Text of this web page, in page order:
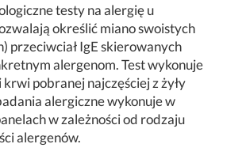
testy na alergię u
określić miano swoistych
przeciwciał IgE skierowanych
alergenom. Test wykonuje
krwi pobranej najczęściej z żyły
alergiczne wykonuje w
w zależności od rodzaju
alergenów.